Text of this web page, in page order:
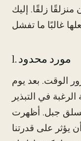
منزلقًا زلقًا. إليك
1. مورد محدود
الوقت. بعد يوم
في التبذير
تسلق جبل. أظهرت
يؤثر على قدرتنا